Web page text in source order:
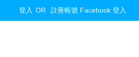
登入 OR 註冊帳號 Facebook 登入